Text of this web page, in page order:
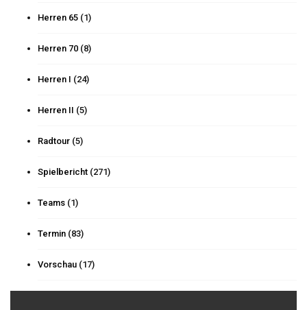
Herren 65 (1)
Herren 70 (8)
Herren I (24)
Herren II (5)
Radtour (5)
Spielbericht (271)
Teams (1)
Termin (83)
Vorschau (17)